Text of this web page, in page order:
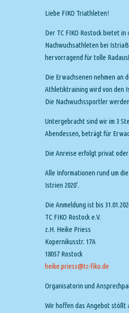
Liebe FIKO Triathleten!
Der TC FIKO Rostock bietet
Nachwuchsathleten bei
hervorragend für tolle
Die Erwachsenen nehmen an
Athletiktraining wird von den
Die Nachwuchssportler
Untergebracht sind wir im 3
Abendessen, beträgt für
Die Anreise erfolgt privat
Alle Informationen rund um
Istrien 2020‘.
Die Anmeldung ist bis
TC FIKO Rostock e.V.
z.H. Heike Priess
Kopernikusstr. 17A
18057 Rostock
heike.priess@tc-fiko.de
Organisatorin und
Wir hoffen das Angebot stößt